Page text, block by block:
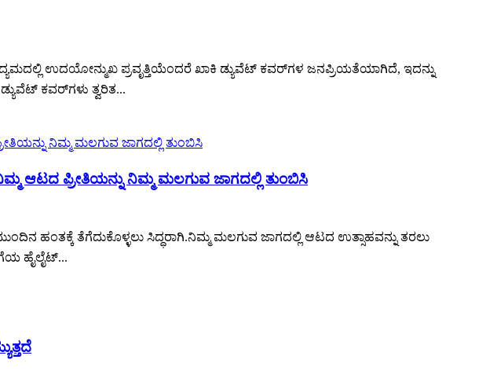
ಉದಯೋನ್ಮುಖ ಪ್ರವೃತ್ತಿಯೆಂದರೆ ಖಾಕಿ ಡ್ಯುವೆಟ್ ಕವರ್‌ಗಳ ಜನಪ್ರಿಯತೆಯಾಗಿದೆ, ಇದನ್ನು
ಕವರ್‌ಗಳು ತ್ವರಿತ...
ಪ್ರೀತಿಯನ್ನು ನಿಮ್ಮ ಮಲಗುವ ಜಾಗದಲ್ಲಿ ತುಂಬಿಸಿ
ಹಂತಕ್ಕೆ ತೆಗೆದುಕೊಳ್ಳಲು ಸಿದ್ಧರಾಗಿ.ನಿಮ್ಮ ಮಲಗುವ ಜಾಗದಲ್ಲಿ ಆಟದ ಉತ್ಸಾಹವನ್ನು ತರಲು
ಹೈಲೈಟ್...